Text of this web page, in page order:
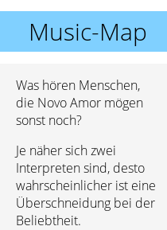
Music-Map
Was hören Menschen,
die Novo Amor mögen
sonst noch?
Je näher sich zwei
Interpreten sind, desto
wahrscheinlicher ist eine
Überschneidung bei der
Beliebtheit.